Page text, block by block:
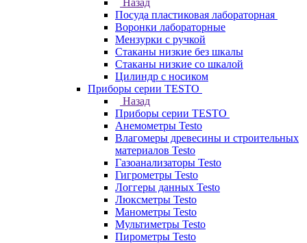
Назад
Посуда пластиковая лабораторная
Воронки лабораторные
Мензурки с ручкой
Стаканы низкие без шкалы
Стаканы низкие со шкалой
Цилиндр с носиком
Приборы серии TESTO
Назад
Приборы серии TESTO
Анемометры Testo
Влагомеры древесины и строительных
материалов Testo
Газоанализаторы Testo
Гигрометры Testo
Логгеры данных Testo
Люксметры Testo
Манометры Testo
Мультиметры Testo
Пирометры Testo